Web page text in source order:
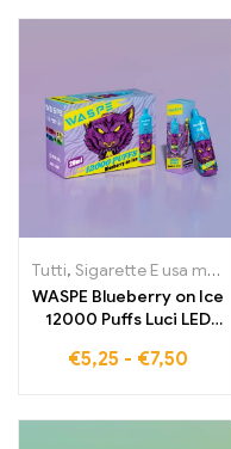
Tutti, Sigarette E usa monouso
WASPE Blueberry on Ice
12000 Puffs Luci LED
elettronica premium
€5,25 - €7,50